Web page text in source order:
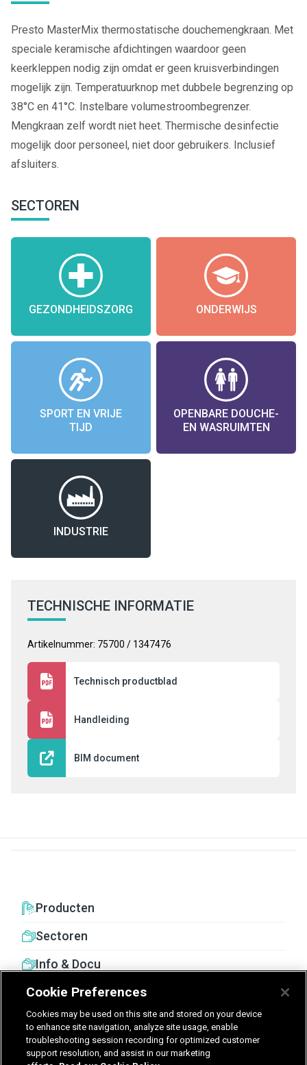
Presto MasterMix thermostatische douchemengkraan. Met
speciale keramische afdichtingen waardoor geen
keerkleppen nodig zijn omdat er geen kruisverbindingen
mogelijk zijn. Temperatuurknop met dubbele begrenzing op
38°C en 41°C. Instelbare volumestroombegrenzer.
Mengkraan zelf wordt niet heet. Thermische desinfectie
mogelijk door personeel, niet door gebruikers. Inclusief
afsluiters.
SECTOREN
GEZONDHEIDSZORG ONDERWIJS
SPORT EN VRIJE
TIJD
OPENBARE DOUCHE-
EN WASRUIMTEN
INDUSTRIE
TECHNISCHE INFORMATIE
Artikelnummer: 75700 / 1347476
Technisch productblad
Handleiding
BIM document
Producten
Sectoren
Info & Docu
United Kingdom Germany Nederland
Cookie Preferences
Cookies may be used on this site and stored on your device
to enhance site navigation, analyze site usage, enable
troubleshooting session recording for optimized customer
support resolution, and assist in our marketing